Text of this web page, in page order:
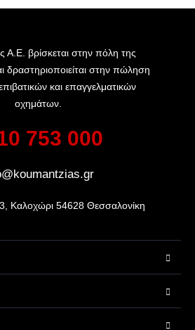
Α.Ε. βρίσκεται στην πόλη της
δραστηριοποιείται στην πώληση
και επαγγελματικών
οχημάτων.
753 000
Καλοχώρι 54628 Θεσσαλονίκη